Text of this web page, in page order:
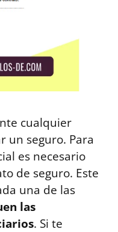
cualquier
un seguro. Para
es necesario
de seguro. Este
una de las
las
. Si te